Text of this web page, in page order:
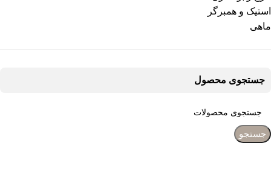
استیک و همبرگر
ماهی
جستجوی محصول
جستجو